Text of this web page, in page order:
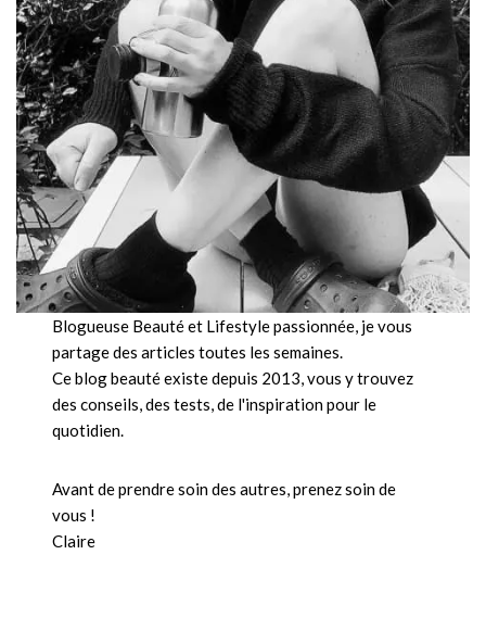
Blogueuse Beauté et Lifestyle passionnée, je vous
partage des articles toutes les semaines.
Ce blog beauté existe depuis 2013, vous y trouvez
des conseils, des tests, de l'inspiration pour le
quotidien.
Avant de prendre soin des autres, prenez soin de
vous !
Claire